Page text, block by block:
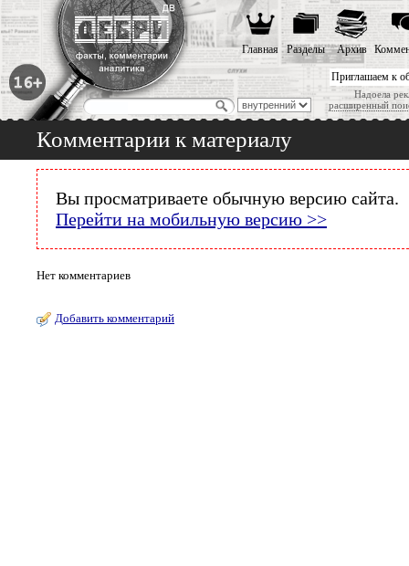
Приглашаем к
Надоела
расширенный
Главная Разделы Архив
Комментарии к материалу
Вы просматриваете обычную версию сайта.
Перейти на мобильную версию >>
Нет комментариев
Добавить комментарий